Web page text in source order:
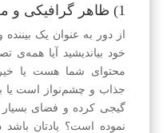
1) ظاهر گر‌افیکی و محتوای بصری:
از دور به عنوان یک
خود بیاندیشید آیا
محتوای شما هست یا
جذاب و چشم‌نواز است یا
گیجی کرده و فضای بسیار
نموده است؟ یادتان